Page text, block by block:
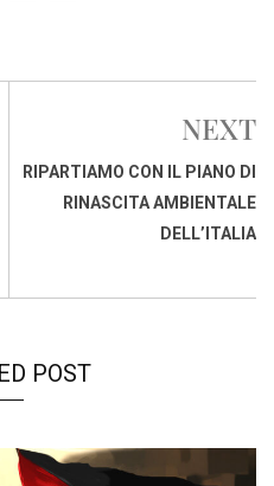
y
n
n
NEXT
RIPARTIAMO CON IL PIANO DI
RINASCITA AMBIENTALE
DELL’ITALIA
POST